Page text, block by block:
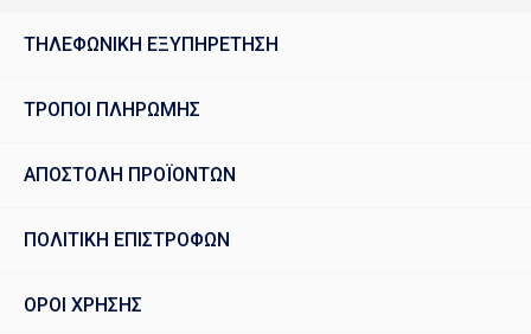
ΤΗΛΕΦΩΝΙΚΗ ΕΞΥΠΗΡΕΤΗΣΗ
ΤΡΟΠΟΙ ΠΛΗΡΩΜΗΣ
ΑΠΟΣΤΟΛΗ ΠΡΟΪΟΝΤΩΝ
ΠΟΛΙΤΙΚΗ ΕΠΙΣΤΡΟΦΩΝ
ΟΡΟΙ ΧΡΗΣΗΣ